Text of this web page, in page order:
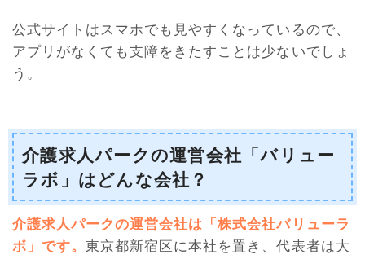
公式サイトはスマホでも見やすくなっているので、
アプリがなくても支障をきたすことは少ないでしょ
う。
介護求人パークの運営会社「バリュー
ラボ」はどんな会社？
介護求人パークの運営会社は「株式会社バリューラ
ボ」です。東京都新宿区に本社を置き、代表者は大